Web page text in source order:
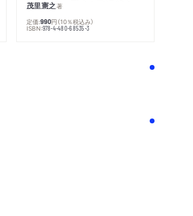
茂里憲之著
定価:990円 （10％税込み）
ISBN:978-4-480-68535-3